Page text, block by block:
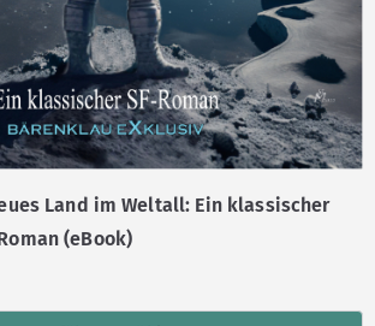
Land im Weltall: Ein klassischer
(eBook)